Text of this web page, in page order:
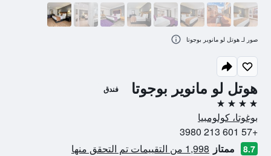
هوتل لو مانوير بوجوتا فندق
4 نجوم
بوغوتا، كولومبيا
+57 601 213 3980
8.7 ممتاز 1,998 من التقييمات تم التحقق منها
صور لـ هوتل لو مانوير بوجوتا